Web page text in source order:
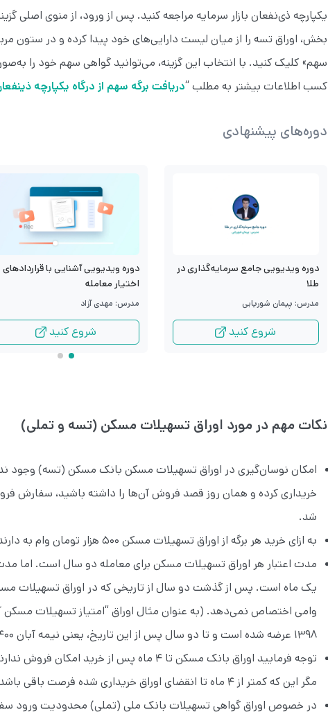
یکپارچه ذی‌نفعان بازار سرمایه مراجعه کنید. پس از ورود، از منوی اصلی
بخش، اوراق تسه را از میان لیست دارایی‌های خود پیدا کرده و در ستون
کسب اطلاعات بیشتر به مطلب “دریافت برگه سهم از درگاه یکپارچه
دوره‌های پیشنهادی
دوره ویدیویی جامع سرمایه‌گذاری در
طلا
مدرس: پیمان شوریابی
شروع کنید
دوره ویدیویی آشنایی با قراردادهای
اختیار معامله
مدرس: مهدی آزاد
شروع کنید
نکات مهم در مورد اوراق تسهیلات مسکن (تسه و تملی)
امکان نوسان‌گیری در اوراق تسهیلات مسکن بانک مسکن (تسه) وجود
خریداری کرده و همان روز قصد فروش آن‌ها را داشته باشید، سفارش
شد.
به ازای خرید هر برگه از اوراق تسهیلات مسکن ۵۰۰ هزار تومان وام به دارنده اوراق تعلق می‌گیرد.
مدت اعتبار هر اوراق‌ تسهیلات مسکن برای معامله دو سال است. اما
یک ماه است. پس از گذشت دو سال از تاریخی که در اوراق تسهیلات
۱۳۹۸ عرضه شده است و تا دو سال پس از این تاریخ، یعنی نیمه آبان ۱۴۰۰، اعتبار دارد.)
توجه فرمایید اوراق بانک مسکن تا ۴ ماه پس از
مگر این که کمتر از ۴ ماه تا انقضای اوراق خریداری شده فرصت باقی باشد.
در خصوص اوراق‌ گواهی تسهیلات‌ بانک ملی (تملی) محدودیت ورود